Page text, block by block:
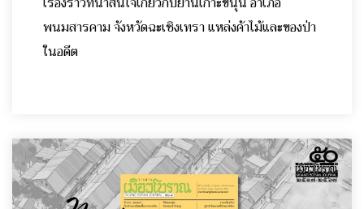
พนมสารคาม จังหวัดฉะเชิงเทรา แหล่งค้าไม้และของป่า
ในอดีต